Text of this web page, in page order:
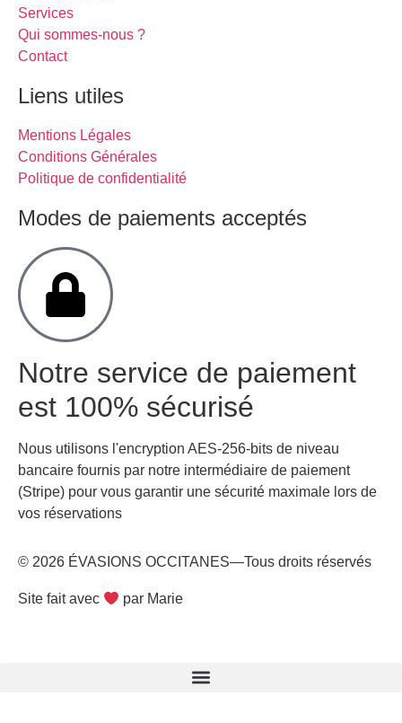
Services
Qui sommes-nous ?
Contact
Liens utiles
Mentions Légales
Conditions Générales
Politique de confidentialité
Modes de paiements acceptés
Notre service de paiement
est 100% sécurisé
Nous utilisons l'encryption AES-256-bits de niveau
bancaire fournis par notre intermédiaire de paiement
(Stripe) pour vous garantir une sécurité maximale lors de
vos réservations
© 2026 ÉVASIONS OCCITANES—Tous droits réservés
Site fait avec par Marie